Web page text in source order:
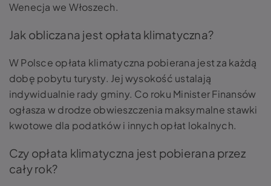
Wenecja we Włoszech.
Jak obliczana jest opłata klimatyczna?
W Polsce opłata klimatyczna pobierana jest za każdą
dobę pobytu turysty. Jej wysokość ustalają
indywidualnie rady gminy. Co roku Minister Finansów
ogłasza w drodze obwieszczenia maksymalne stawki
kwotowe dla podatków i innych opłat lokalnych.
Czy opłata klimatyczna jest pobierana przez
cały rok?